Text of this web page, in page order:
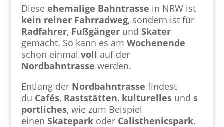
Diese ehemalige Bahntrasse in NRW ist
kein reiner Fahrradweg, sondern ist für
Radfahrer, Fußgängerund Skater
gemacht. So kann es am Wochenende
schon einmal voll auf der
Nordbahntrasse werden.
Entlang der Nordbahntrasse findest
du Cafés, Raststätten, kulturellesund s
portliches, wie zum Beispiel
einen Skateparkoder Calisthenicspark.